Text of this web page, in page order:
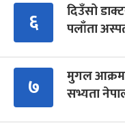
६
दिउँसो
पलाँता
७
मुगल
सभ्यता